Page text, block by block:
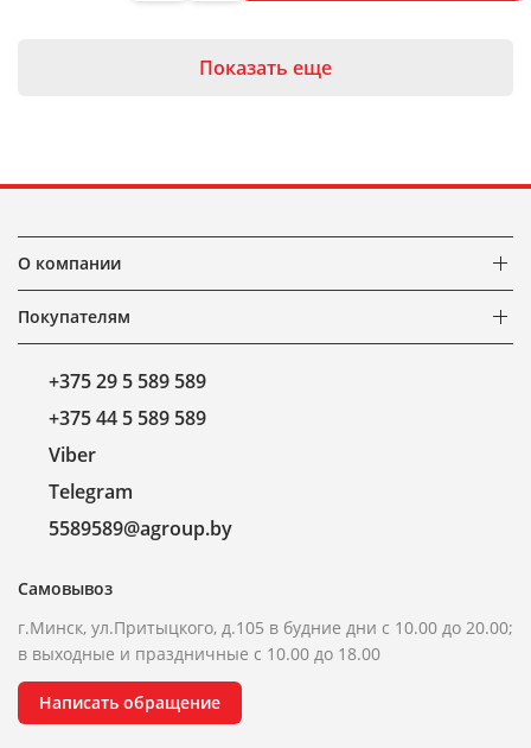
Показать еще
О компании
Покупателям
+375 29 5 589 589
+375 44 5 589 589
Viber
Telegram
5589589@agroup.by
Самовывоз
г.Минск, ул.Притыцкого, д.105 в будние дни с 10.00 до 20.00;
в выходные и праздничные с 10.00 до 18.00
Написать обращение